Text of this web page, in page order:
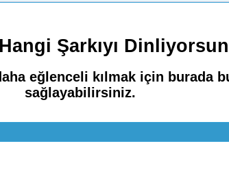
Şarkıyı
eğlenceli kılmak için burada
sağlayabilirsiniz.